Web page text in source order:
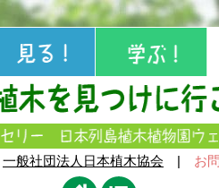
一般社団法人日本植木協会 | お